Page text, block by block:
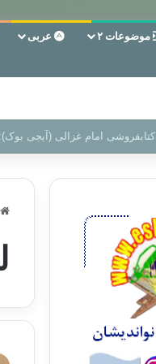
موضوعات ۲ عربی
سر دفتر فساد در زمین‌، دوری